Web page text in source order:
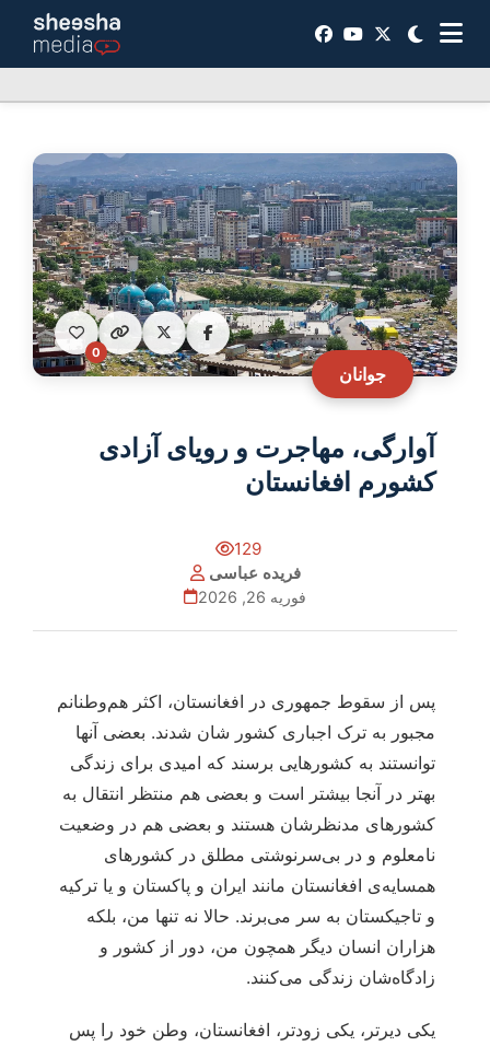
جوانان
0
آوارگی، مهاجرت و رویای آزادی
کشورم افغانستان
129
فریده عباسی
فوریه 26, 2026
پس از سقوط جمهوری در افغانستان، اکثر هم‌وطنانم
مجبور به ترک اجباری کشور شان شدند. بعضی آنها
توانستند به کشورهایی برسند که امیدی برای زندگی
بهتر در آنجا بیشتر است و بعضی هم منتظر انتقال به
کشورهای مدنظرشان هستند و بعضی هم در وضعیت
نامعلوم و در بی‌سرنوشتی مطلق در کشورهای
همسایه‌‌ی افغانستان مانند ایران و پاکستان و یا ترکیه
و تاجیکستان به سر می‌برند. حالا نه تنها من، بلکه
هزاران انسان دیگر همچون من، دور از کشور و
زادگاه‌شان زندگی می‌کنند.
یکی دیرتر، یکی زودتر، افغانستان، وطن‌ خود را پس